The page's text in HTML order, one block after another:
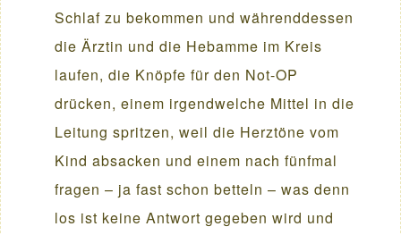
Schlaf zu bekommen und währenddessen
die Ärztin und die Hebamme im Kreis
laufen, die Knöpfe für den Not-OP
drücken, einem irgendwelche Mittel in die
Leitung spritzen, weil die Herztöne vom
Kind absacken und einem nach fünfmal
fragen – ja fast schon betteln – was denn
los ist keine Antwort gegeben wird und